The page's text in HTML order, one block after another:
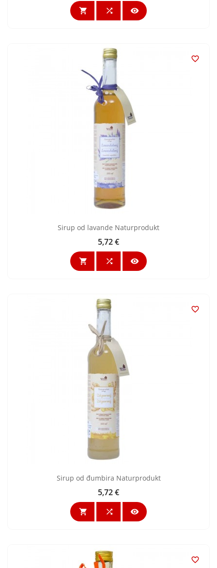
  

Sirup od lavande Naturprodukt
Cijena
5,72 €
  

Sirup od đumbira Naturprodukt
Cijena
5,72 €
  
